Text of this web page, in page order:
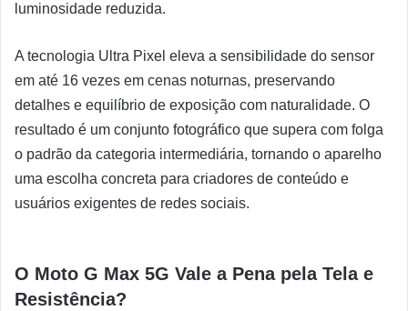
luminosidade reduzida.
A tecnologia Ultra Pixel eleva a sensibilidade do sensor
em até 16 vezes em cenas noturnas, preservando
detalhes e equilíbrio de exposição com naturalidade. O
resultado é um conjunto fotográfico que supera com folga
o padrão da categoria intermediária, tornando o aparelho
uma escolha concreta para criadores de conteúdo e
usuários exigentes de redes sociais.
O Moto G Max 5G Vale a Pena pela Tela e
Resistência?